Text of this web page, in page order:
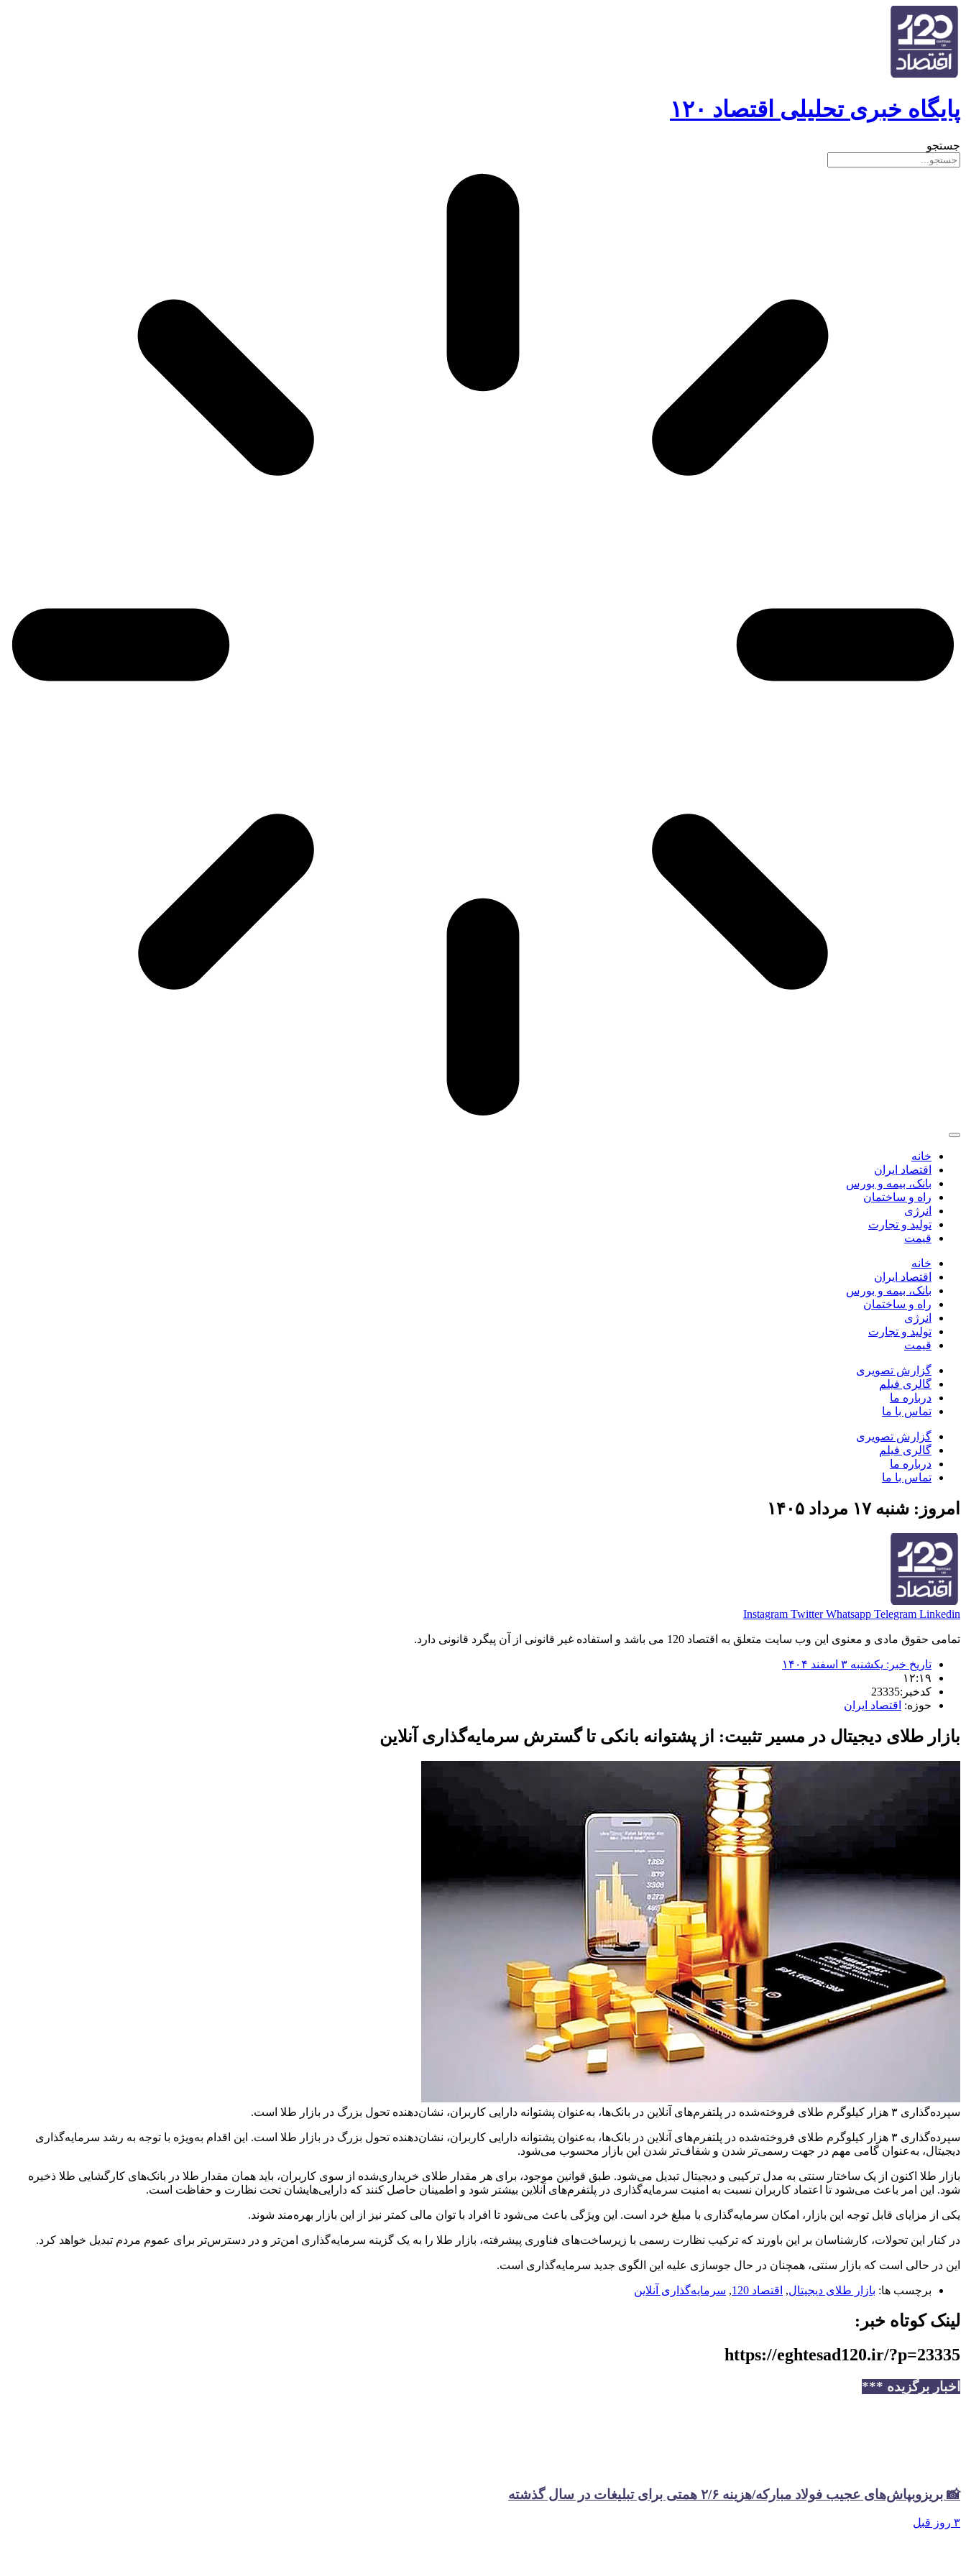
پایگاه خبری تحلیلی اقتصاد ۱۲۰
جستجو
خانه
اقتصاد ایران
بانک، بیمه و بورس
راه و ساختمان
انرژی
تولید و تجارت
قیمت
خانه
اقتصاد ایران
بانک، بیمه و بورس
راه و ساختمان
انرژی
تولید و تجارت
قیمت
گزارش تصویری
گالری فیلم
درباره ما
تماس با ما
گزارش تصویری
گالری فیلم
درباره ما
تماس با ما
امروز: شنبه ۱۷ مرداد ۱۴۰۵
Instagram Twitter Whatsapp Telegram Linkedin
تمامی حقوق مادی و معنوی این وب سایت متعلق به اقتصاد 120 می باشد و استفاده غیر قانونی از آن پیگرد قانونی دارد.
تاریخ خبر: یکشنبه ۳ اسفند ۱۴۰۴
۱۲:۱۹
کدخبر:23335
حوزه: اقتصاد ایران
بازار طلای دیجیتال در مسیر تثبیت: از پشتوانه بانکی تا گسترش سرمایه‌گذاری آنلاین
سپرده‌گذاری ۳ هزار کیلوگرم طلای فروخته‌شده در پلتفرم‌های آنلاین در بانک‌ها، به‌عنوان پشتوانه دارایی کاربران، نشان‌دهنده تحول بزرگ در بازار طلا است.
سپرده‌گذاری ۳ هزار کیلوگرم طلای فروخته‌شده در پلتفرم‌های آنلاین در بانک‌ها، به‌عنوان پشتوانه دارایی کاربران، نشان‌دهنده تحول بزرگ در بازار طلا است. این اقدام به‌ویژه با توجه به رشد سرمایه‌گذاری
دیجیتال، به‌عنوان گامی مهم در جهت رسمی‌تر شدن و شفاف‌تر شدن این بازار محسوب می‌شود.
بازار طلا اکنون از یک ساختار سنتی به مدل ترکیبی و دیجیتال تبدیل می‌شود. طبق قوانین موجود، برای هر مقدار طلای خریداری‌شده از سوی کاربران، باید همان مقدار طلا در بانک‌های کارگشایی طلا ذخیره
شود. این امر باعث می‌شود تا اعتماد کاربران نسبت به امنیت سرمایه‌گذاری در پلتفرم‌های آنلاین بیشتر شود و اطمینان حاصل کنند که دارایی‌هایشان تحت نظارت و حفاظت است.
یکی از مزایای قابل توجه این بازار، امکان سرمایه‌گذاری با مبلغ خرد است. این ویژگی باعث می‌شود تا افراد با توان مالی کمتر نیز از این بازار بهره‌مند شوند.
در کنار این تحولات، کارشناسان بر این باورند که ترکیب نظارت رسمی با زیرساخت‌های فناوری پیشرفته، بازار طلا را به یک گزینه سرمایه‌گذاری امن‌تر و در دسترس‌تر برای عموم مردم تبدیل خواهد کرد.
این در حالی است که بازار سنتی، همچنان در حال جوسازی علیه این الگوی جدید سرمایه‌گذاری است.
برچسب ها: بازار طلای دیجیتال, اقتصاد 120 , سرمایه‌گذاری آنلاین
لینک کوتاه خبر:
https://eghtesad120.ir/?p=23335
اخبار برگزیده ***
📸 بریزوبپاش‌های عجیب فولاد مبارکه/هزینه ۲/۶ همتی برای تبلیغات در سال گذشته
۳ روز قبل